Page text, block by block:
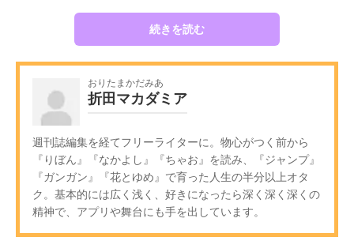
続きを読む
おりたまかだみあ
折田マカダミア
週刊誌編集を経てフリーライターに。物心がつく前から
『りぼん』『なかよし』『ちゃお』を読み、『ジャンプ』
『ガンガン』『花とゆめ』で育った人生の半分以上オタ
ク。基本的には広く浅く、好きになったら深く深く深くの
精神で、アプリや舞台にも手を出しています。